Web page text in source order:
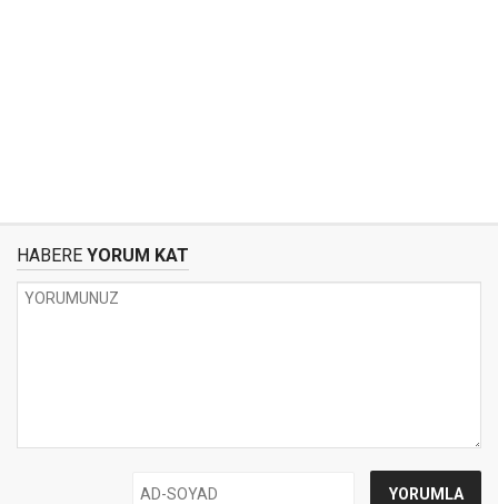
HABERE YORUM KAT